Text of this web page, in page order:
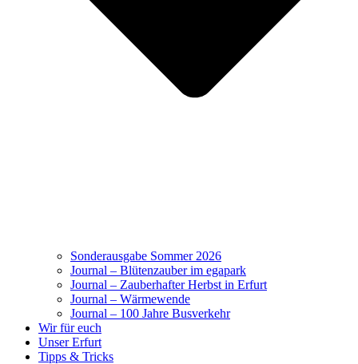
Sonderausgabe Sommer 2026
Journal – Blütenzauber im egapark
Journal – Zauberhafter Herbst in Erfurt
Journal – Wärmewende
Journal – 100 Jahre Busverkehr
Wir für euch
Unser Erfurt
Tipps & Tricks